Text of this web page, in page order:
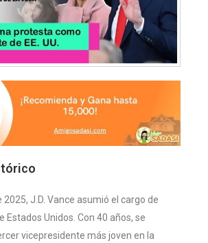
2025, J.D. Vance asumió el cargo de
Estados Unidos. Con 40 años, se
vicepresidente más joven en la